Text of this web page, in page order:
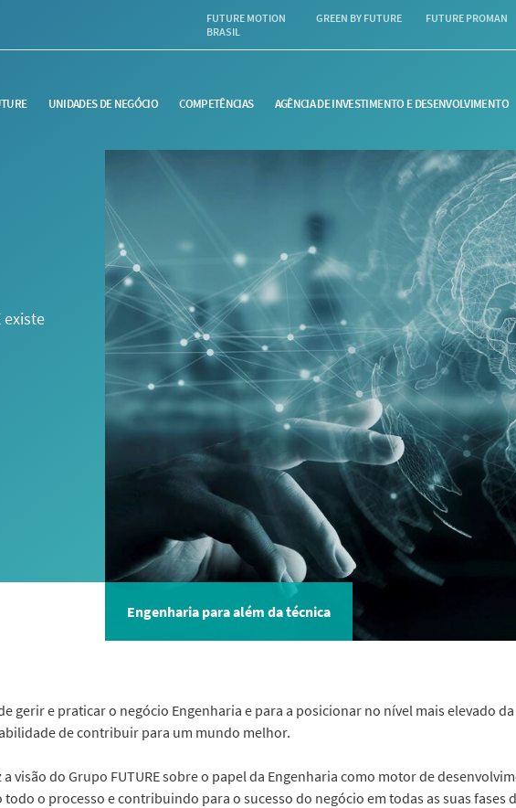
UNIDADES DE NEGÓCIO COMPETÊNCIAS AGÊNCIA DE INVESTIMENTO E DESENVOLVIMENTO
FUTURE MOTION
BRASIL
GREEN BY FUTURE FUTURE PROMAN
existe
Engenharia para além da técnica
gerir e praticar o negócio Engenharia e para a posicionar no nível mais elevado
de contribuir para um mundo melhor.
a visão do Grupo FUTURE sobre o papel da Engenharia como motor de
o processo e contribuindo para o sucesso do negócio em todas as suas fases